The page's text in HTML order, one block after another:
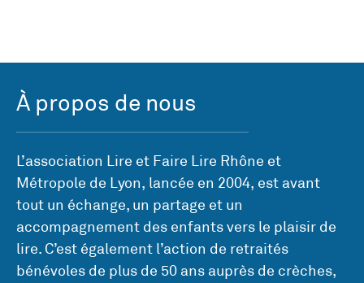
À propos de nous
L’association Lire et Faire Lire Rhône et
Métropole de Lyon, lancée en 2004, est avant
tout un échange, un partage et un
accompagnement des enfants vers le plaisir de
lire. C’est également l’action de retraités
bénévoles de plus de 50 ans auprès de crèches,